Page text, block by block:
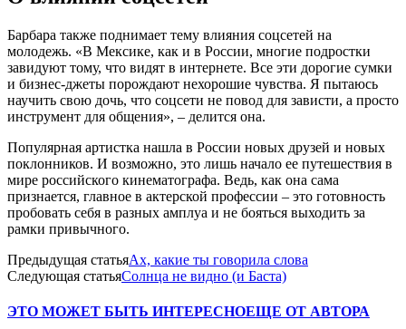
Барбара также поднимает тему влияния соцсетей на
молодежь. «В Мексике, как и в России, многие подростки
завидуют тому, что видят в интернете. Все эти дорогие сумки
и бизнес-джеты порождают нехорошие чувства. Я пытаюсь
научить свою дочь, что соцсети не повод для зависти, а просто
инструмент для общения», – делится она.
Популярная артистка нашла в России новых друзей и новых
поклонников. И возможно, это лишь начало ее путешествия в
мире российского кинематографа. Ведь, как она сама
признается, главное в актерской профессии – это готовность
пробовать себя в разных амплуа и не бояться выходить за
рамки привычного.
Предыдущая статьяАх, какие ты говорила слова
Следующая статьяСолнца не видно (и Баста)
ЭТО МОЖЕТ БЫТЬ ИНТЕРЕСНОЕЩЕ ОТ АВТОРА